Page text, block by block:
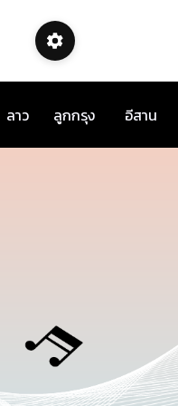
ลาว ลูกกรุง อีสาน